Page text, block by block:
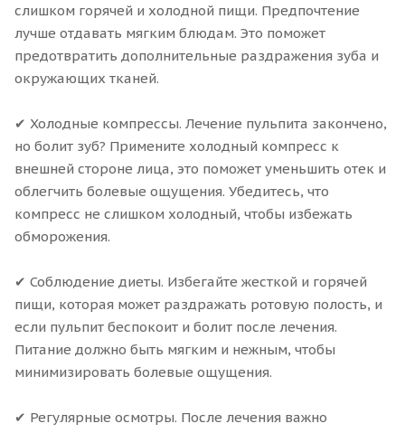
слишком горячей и холодной пищи. Предпочтение
лучше отдавать мягким блюдам. Это поможет
предотвратить дополнительные раздражения зуба и
окружающих тканей.
✔ Холодные компрессы. Лечение пульпита закончено,
но болит зуб? Примените холодный компресс к
внешней стороне лица, это поможет уменьшить отек и
облегчить болевые ощущения. Убедитесь, что
компресс не слишком холодный, чтобы избежать
обморожения.
✔ Соблюдение диеты. Избегайте жесткой и горячей
пищи, которая может раздражать ротовую полость, и
если пульпит беспокоит и болит после лечения.
Питание должно быть мягким и нежным, чтобы
минимизировать болевые ощущения.
✔ Регулярные осмотры. После лечения важно